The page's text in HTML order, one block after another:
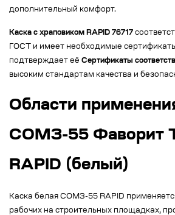
дополнительный комфорт.
Каска с храповиком RAPID 76717
ГОСТ и имеет необходимые
подтверждает её Сертификаты
высоким стандартам качества и
Области
СОМЗ-55 Фаворит
RAPID (белый)
Каска белая СОМЗ-55 RAPID
рабочих на строительных площадках,